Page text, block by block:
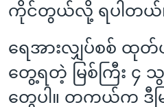
ကိုင်တွယ်လို့ ရပါတယ်
ရေအားလျှပ်စစ် ထုတ်ယူ
တွေ့ရတဲ့ မြစ်ကြီး ၄
တွေပါ။ တကယ်က ဒီမ